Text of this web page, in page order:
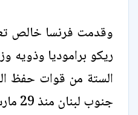
وقدمت فرنسا خالص
ريكو براموديا وذويه
الستة من قوات حفظ
جنوب لبنان منذ 29 مارس أثناء أداء مهامهم.